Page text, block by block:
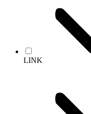
LINK